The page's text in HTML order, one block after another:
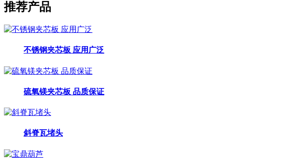
推荐产品
不锈钢夹芯板 应用广泛
硫氧镁夹芯板 品质保证
斜脊瓦堵头